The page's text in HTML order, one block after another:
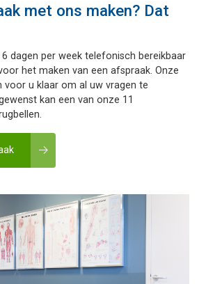
met ons maken? Dat
dagen per week telefonisch bereikbaar
het maken van een afspraak. Onze
voor u klaar om al uw vragen te
kan een van onze 11